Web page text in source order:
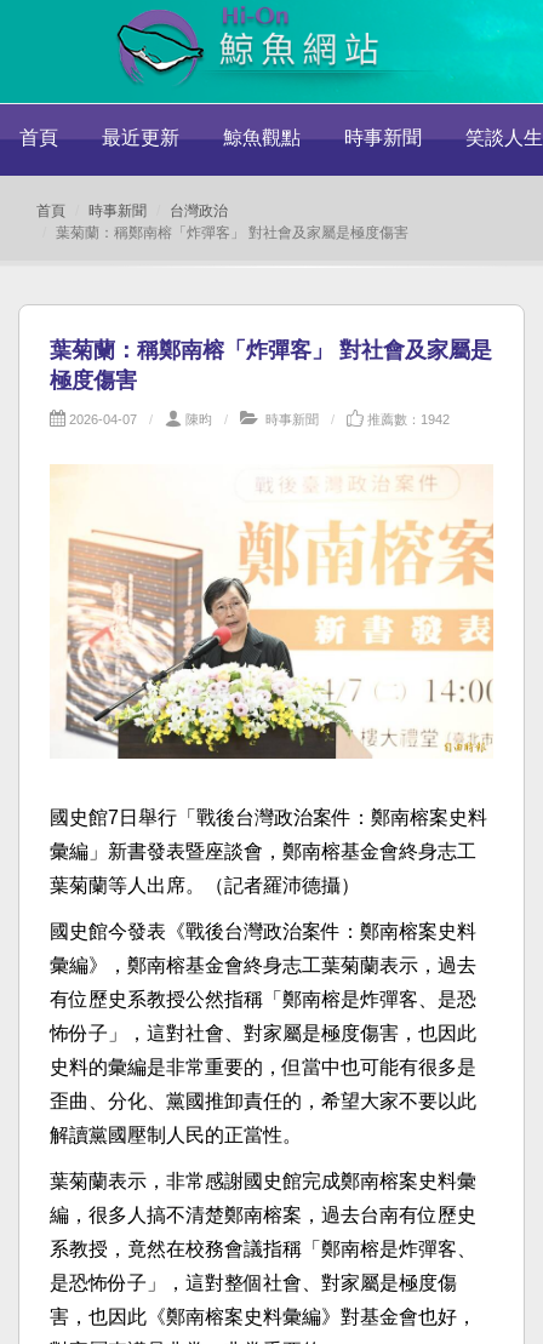
首頁 最近更新 鯨魚觀點 時事新聞 笑談人生
首頁 時事新聞
台灣政治
葉菊蘭：稱鄭南榕「炸彈客」 對社會及家屬是極度傷害
葉菊蘭：稱鄭南榕「炸彈客」 對社會及家屬是
極度傷害
2026-04-07 陳昀 時事新聞 推薦數：1942
國史館7日舉行「戰後台灣政治案件：鄭南榕案史料
彙編」新書發表暨座談會，鄭南榕基金會終身志工
葉菊蘭等人出席。（記者羅沛德攝）
國史館今發表《戰後台灣政治案件：鄭南榕案史料
彙編》，鄭南榕基金會終身志工葉菊蘭表示，過去
有位歷史系教授公然指稱「鄭南榕是炸彈客、是恐
怖份子」，這對社會、對家屬是極度傷害，也因此
史料的彙編是非常重要的，但當中也可能有很多是
歪曲、分化、黨國推卸責任的，希望大家不要以此
解讀黨國壓制人民的正當性。
葉菊蘭表示，非常感謝國史館完成鄭南榕案史料彙
編，很多人搞不清楚鄭南榕案，過去台南有位歷史
系教授，竟然在校務會議指稱「鄭南榕是炸彈客、
是恐怖份子」，這對整個社會、對家屬是極度傷
害，也因此《鄭南榕案史料彙編》對基金會也好，